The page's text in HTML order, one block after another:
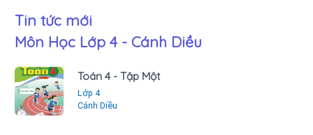
Tin tức mới
Môn Học Lớp 4 - Cánh Diều
Toán 4 - Tập Một
Lớp 4
Cánh Diều